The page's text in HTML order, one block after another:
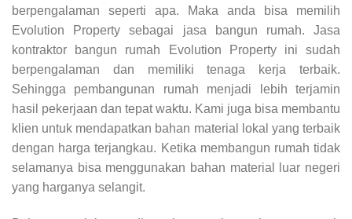
berpengalaman seperti apa. Maka anda bisa memilih
Evolution Property sebagai jasa bangun rumah. Jasa
kontraktor bangun rumah Evolution Property ini sudah
berpengalaman dan memiliki tenaga kerja terbaik.
Sehingga pembangunan rumah menjadi lebih terjamin
hasil pekerjaan dan tepat waktu. Kami juga bisa membantu
klien untuk mendapatkan bahan material lokal yang terbaik
dengan harga terjangkau. Ketika membangun rumah tidak
selamanya bisa menggunakan bahan material luar negeri
yang harganya selangit.